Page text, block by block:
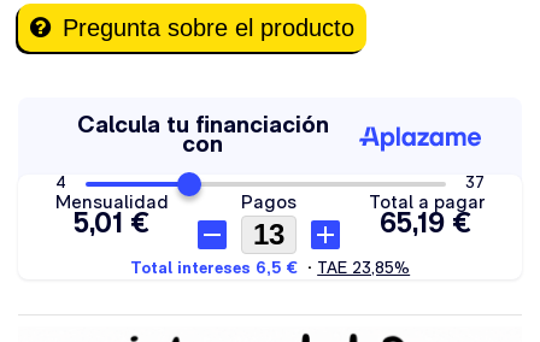
Pregunta sobre el producto